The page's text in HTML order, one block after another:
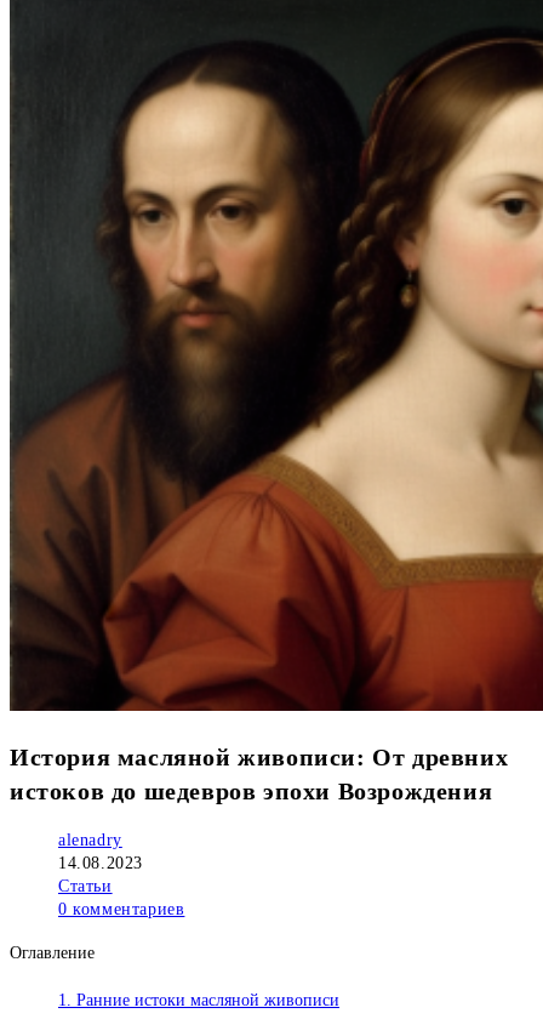
История масляной живописи: От древних
истоков до шедевров эпохи Возрождения
Автор
записи:
alenadry
Запись
опубликована:
14.08.2023
Рубрика
записи:
Статьи
Комментарии
записи:
0 комментариев
Оглавление
1. Ранние истоки масляной живописи